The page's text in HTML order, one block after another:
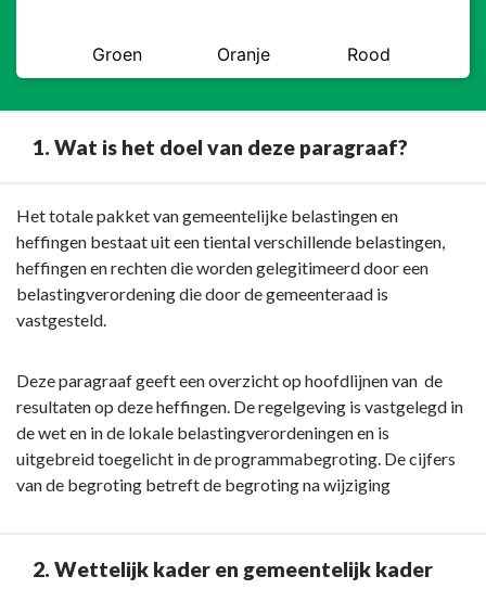
1. Wat is het doel van deze paragraaf?
Terug
naar
navigatie
Paragraaf
Lokale
heffingen
Het totale pakket van gemeentelijke belastingen en
heffingen bestaat uit een tiental verschillende belastingen,
heffingen en rechten die worden gelegitimeerd door een
belastingverordening die door de gemeenteraad is
vastgesteld.
Deze paragraaf geeft een overzicht op hoofdlijnen van de
resultaten op deze heffingen. De regelgeving is vastgelegd in
de wet en in de lokale belastingverordeningen en is
uitgebreid toegelicht in de programmabegroting. De cijfers
van de begroting betreft de begroting na wijziging
2. Wettelijk kader en gemeentelijk kader